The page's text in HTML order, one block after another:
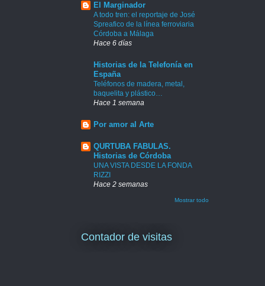
El Marginador
A todo tren: el reportaje de José
Spreafico de la línea ferroviaria
Córdoba a Málaga
Hace 6 días
Historias de la Telefonía en
España
Teléfonos de madera, metal,
baquelita y plástico…
Hace 1 semana
Por amor al Arte
QURTUBA FABULAS.
Historias de Córdoba
UNA VISTA DESDE LA FONDA
RIZZI
Hace 2 semanas
Mostrar todo
Contador de visitas